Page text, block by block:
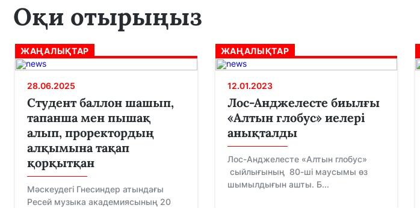
Оқи отырыңыз
ЖАҢАЛЫҚТАР
28.06.2025
Студент баллон шашып,
тапанша мен пышақ
алып, проректордың
алқымына тақап
қорқытқан
Мәскеудегі Гнесиндер атындағы
Ресей музыка академиясының 20
ЖАҢАЛЫҚТАР
12.01.2023
Лос-Анджелесте биылғы
«Алтын глобус» иелері
анықталды
Лос-Анджелесте «Алтын глобус»
сыйлығының 80-ші маусымы өз
шымылдығын ашты. Б...